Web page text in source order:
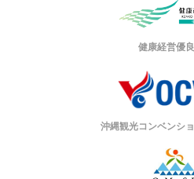
健康経営優
沖縄観光コンベンシ